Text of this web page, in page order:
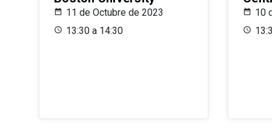
11 de Octubre de 2023
13:30 a 14:30
10